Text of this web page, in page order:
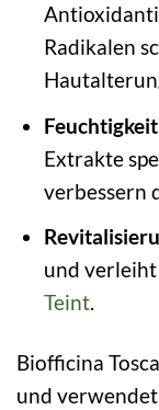
Radikalen
Extrakte
verbessern
und
Teint.
Biofficina
und